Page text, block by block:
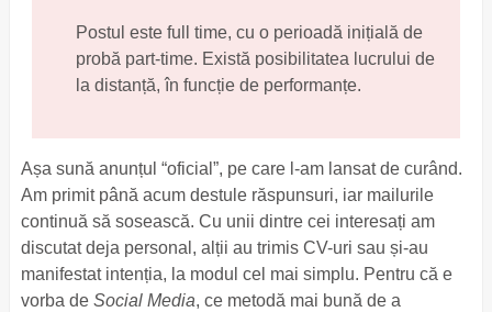
Postul este full time, cu o perioadă inițială de
probă part-time. Există posibilitatea lucrului de
la distanță, în funcție de performanțe.
Așa sună anunțul “oficial”, pe care l-am lansat de curând.
Am primit până acum destule răspunsuri, iar mailurile
continuă să sosească. Cu unii dintre cei interesați am
discutat deja personal, alții au trimis CV-uri sau și-au
manifestat intenția, la modul cel mai simplu. Pentru că e
vorba de Social Media, ce metodă mai bună de a